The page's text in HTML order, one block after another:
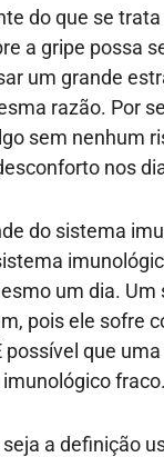
do que se
a gripe possa
um grande
razão. Por
sem nenhum
nos
do sistema
um dia.
pois ele sofre
possível que
fraco.
a definição